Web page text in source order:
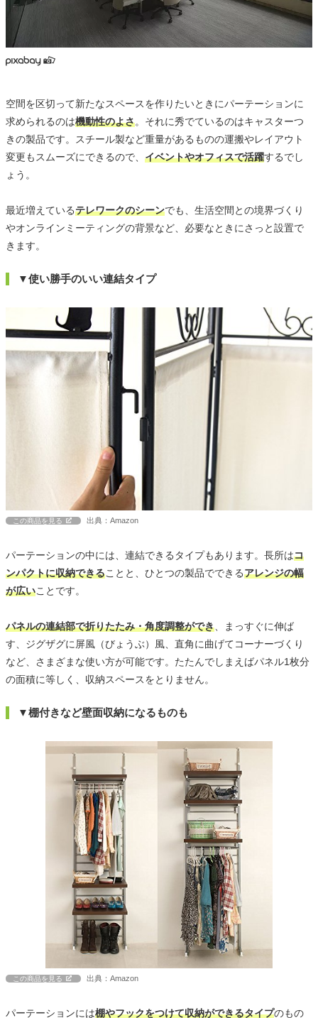
空間を区切って新たなスペースを作りたいときにパーテーションに
求められるのは機動性のよさ。それに秀でているのはキャスターつ
きの製品です。スチール製など重量があるものの運搬やレイアウト
変更もスムーズにできるので、 イベントやオフィスで活躍するでし
ょう。
最近増えているテレワークのシーンでも、生活空間との境界づくり
やオンラインミーティングの背景など、必要なときにさっと設置で
きます。
▼使い勝手のいい連結タイプ
この商品を見る 出典：Amazon
パーテーションの中には、連結できるタイプもあります。長所はコ
ンパクトに収納できることと、ひとつの製品でできるアレンジの幅
が広いことです。
パネルの連結部で折りたたみ・角度調整ができ、まっすぐに伸ば
す、ジグザグに屏風（びょうぶ）風、直角に曲げてコーナーづくり
など、さまざまな使い方が可能です。たたんでしまえばパネル1枚分
の面積に等しく、収納スペースをとりません。
▼棚付きなど壁面収納になるものも
この商品を見る 出典：Amazon
パーテーションには棚やフックをつけて収納ができるタイプのもの